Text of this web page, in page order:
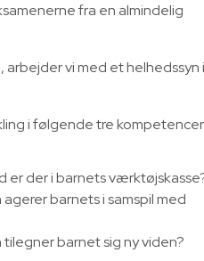
fra en almindelig
vi med et helhedssyn i
i følgende tre kompetencer
er der i barnets
agerer barnets i samspil med
tilegner barnet sig ny viden?